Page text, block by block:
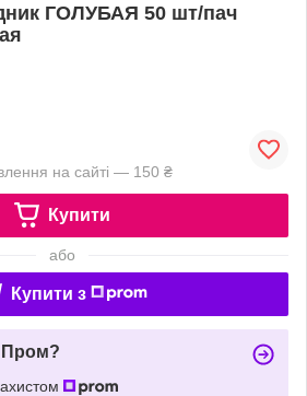
ГОЛУБАЯ 50 шт/пач
на сайті — 150 ₴
Купити
або
Купити з
Пром?